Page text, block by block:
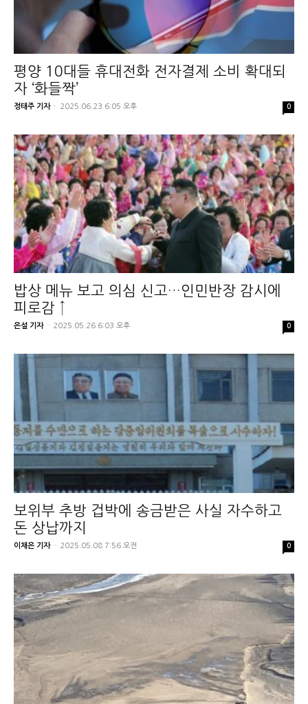
평양 10대들 휴대전화 전자결제 소비 확대되
자 ‘화들짝’
정태주 기자 - 2025.06.23 6:05 오후 0
밥상 메뉴 보고 의심 신고…인민반장 감시에
피로감 ↑
은설 기자 - 2025.05.26 6:03 오후 0
보위부 추방 겁박에 송금받은 사실 자수하고
돈 상납까지
이채은 기자 - 2025.05.08 7:56 오전 0